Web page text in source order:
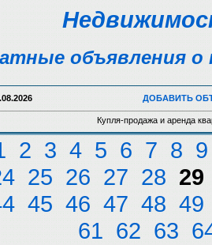
объявления о
ДОБАВИТЬ
Купля-продажа и аренда
2 3 4 5 6 7 8 9
25 26 27 28 29
45 46 47 48 49
61 62 63